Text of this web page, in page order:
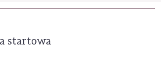
startowa